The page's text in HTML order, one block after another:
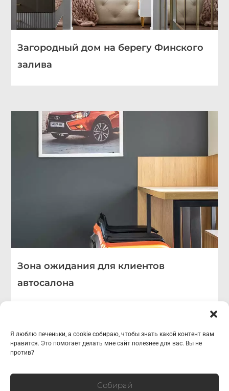
Я люблю печеньки, а cookie собираю, чтобы знать какой контент вам
нравится. Это помогает делать мне сайт полезнее для вас. Вы не
против?
Собирай
Загородный дом на берегу Финского
залива
Зона ожидания для клиентов
автосалона
k
e